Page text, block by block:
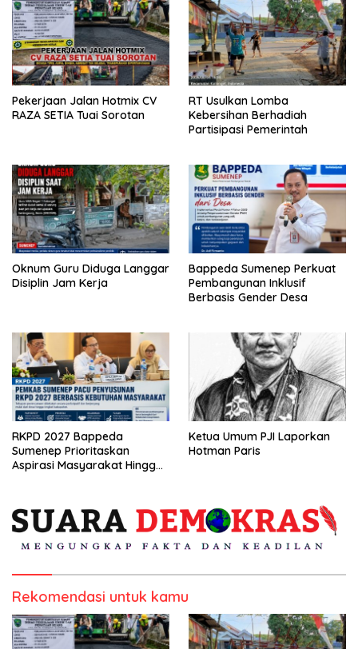
Pekerjaan Jalan Hotmix CV
RAZA SETIA Tuai Sorotan
RT Usulkan Lomba
Kebersihan Berhadiah
Partisipasi Pemerintah
Oknum Guru Diduga Langgar
Disiplin Jam Kerja
Bappeda Sumenep Perkuat
Pembangunan Inklusif
Berbasis Gender Desa
RKPD 2027 Bappeda
Sumenep Prioritaskan
Aspirasi Masyarakat Hingga
Ketua Umum PJI Laporkan
Hotman Paris
Rekomendasi untuk kamu